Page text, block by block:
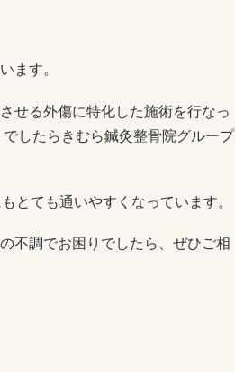
ます。
せる外傷に特化した施術を行なっ
したらきむら鍼灸整骨院グループ
とても通いやすくなっています。
不調でお困りでしたら、ぜひご相